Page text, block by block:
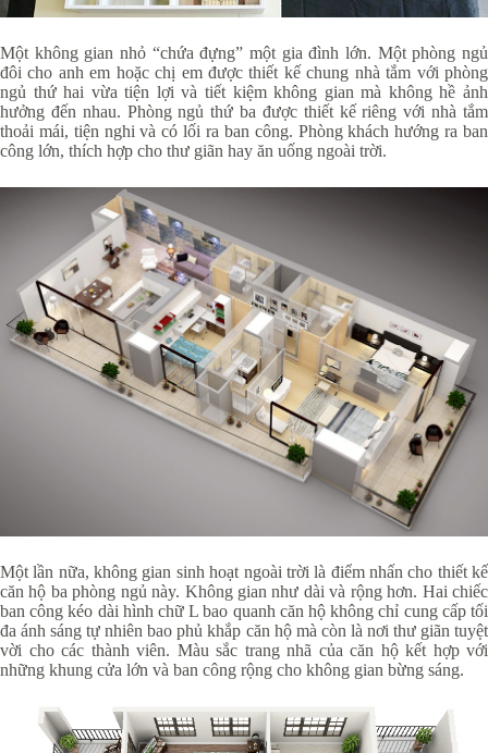
Một không gian nhỏ “chứa đựng” một gia đình lớn. Một phòng ngủ
đôi cho anh em hoặc chị em được thiết kế chung nhà tắm với phòng
ngủ thứ hai vừa tiện lợi và tiết kiệm không gian mà không hề ảnh
hưởng đến nhau. Phòng ngủ thứ ba được thiết kế riêng với nhà tắm
thoải mái, tiện nghi và có lối ra ban công. Phòng khách hướng ra ban
công lớn, thích hợp cho thư giãn hay ăn uống ngoài trời.
Một lần nữa, không gian sinh hoạt ngoài trời là điểm nhấn cho thiết kế
căn hộ ba phòng ngủ này. Không gian như dài và rộng hơn. Hai chiếc
ban công kéo dài hình chữ L bao quanh căn hộ không chỉ cung cấp tối
đa ánh sáng tự nhiên bao phủ khắp căn hộ mà còn là nơi thư giãn tuyệt
vời cho các thành viên. Màu sắc trang nhã của căn hộ kết hợp với
những khung cửa lớn và ban công rộng cho không gian bừng sáng.